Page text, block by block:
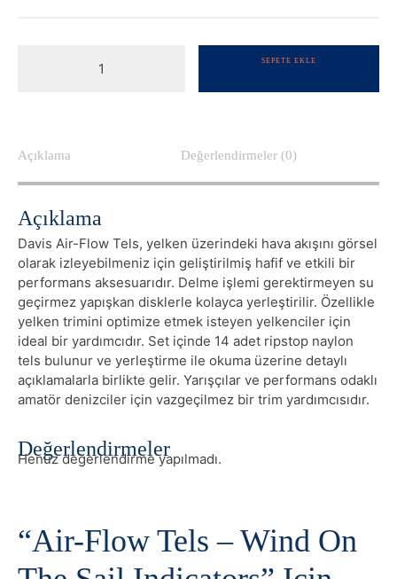
on
sail
indicators
adet
SEPETE EKLE
Açıklama Değerlendirmeler (0)
Açıklama
Davis Air-Flow Tels, yelken üzerindeki hava akışını görsel
olarak izleyebilmeniz için geliştirilmiş hafif ve etkili bir
performans aksesuarıdır. Delme işlemi gerektirmeyen su
geçirmez yapışkan disklerle kolayca yerleştirilir. Özellikle
yelken trimini optimize etmek isteyen yelkenciler için
ideal bir yardımcıdır. Set içinde 14 adet ripstop naylon
tels bulunur ve yerleştirme ile okuma üzerine detaylı
açıklamalarla birlikte gelir. Yarışçılar ve performans odaklı
amatör denizciler için vazgeçilmez bir trim yardımcısıdır.
Değerlendirmeler
Henüz değerlendirme yapılmadı.
“Air-Flow Tels – Wind On